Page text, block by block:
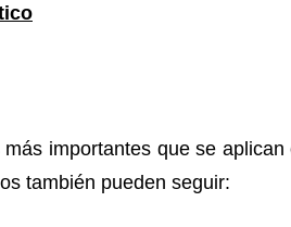
importantes que se
también pueden seguir: